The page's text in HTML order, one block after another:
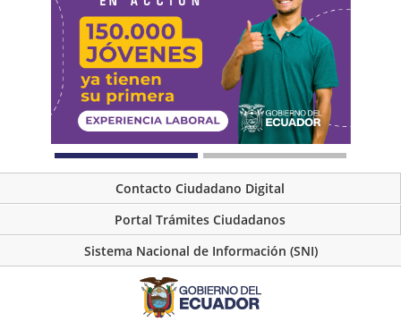
Contacto Ciudadano Digital
Portal Trámites Ciudadanos
Sistema Nacional de Información (SNI)